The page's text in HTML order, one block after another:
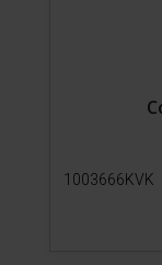
1003666KVK